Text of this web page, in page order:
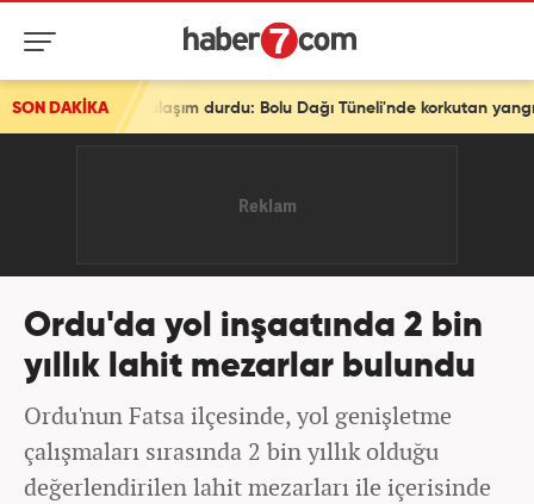
SON DAKİKA
durdu: Bolu Dağı Tüneli'nde korkutan yangın!
Ordu'da yol inşaatında 2 bin
yıllık lahit mezarlar bulundu
Ordu'nun Fatsa ilçesinde, yol genişletme
çalışmaları sırasında 2 bin yıllık olduğu
değerlendirilen lahit mezarları ile içerisinde